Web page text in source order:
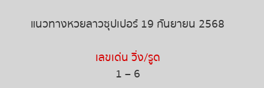
หวยหุ้นไต้หวัน
แนวทางหวยลาวซุปเปอร์ 19 กันยายน 2568
เลขเด่น วิ่ง/รูด
1 – 6